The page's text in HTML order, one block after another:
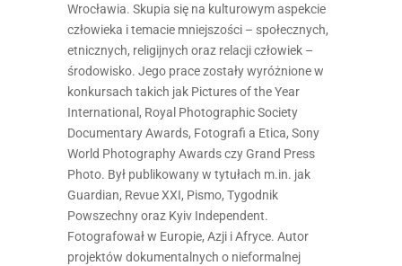
Wrocławia. Skupia się na kulturowym aspekcie
człowieka i temacie mniejszości – społecznych,
etnicznych, religijnych oraz relacji człowiek –
środowisko. Jego prace zostały wyróżnione w
konkursach takich jak Pictures of the Year
International, Royal Photographic Society
Documentary Awards, Fotografi a Etica, Sony
World Photography Awards czy Grand Press
Photo. Był publikowany w tytułach m.in. jak
Guardian, Revue XXI, Pismo, Tygodnik
Powszechny oraz Kyiv Independent.
Fotografował w Europie, Azji i Afryce. Autor
projektów dokumentalnych o nieformalnej